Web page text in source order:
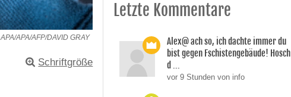
APA/APA/AFP/DAVID GRAY
Schriftgröße
Letzte Kommentare
Alex@ ach so, ich dachte immer du
bist gegen Fschistengebäude! Hosch
d ...
vor 9 Stunden von info